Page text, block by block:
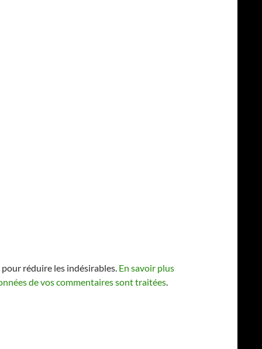
réduire les indésirables. En savoir plus
de vos commentaires sont traitées.